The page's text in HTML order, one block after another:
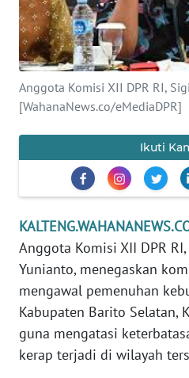
Anggota Komisi XII DPR RI,
[WahanaNews.co/eMediaDPR]
Ikuti
Anggota Komisi XII DPR
Yunianto, menegaskan
mengawal pemenuhan
Kabupaten Barito Selatan,
guna mengatasi
kerap terjadi di wilayah
KONTAK
KAMI
INFO
IKLAN
TENTANG
SIBER
REDAKSI
KARIR
DISCLAIMER